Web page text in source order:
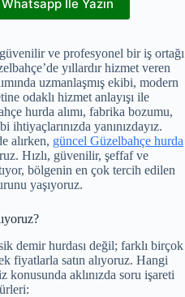
Whatsapp İle Yazın
güvenilir ve profesyonel bir iş ortağı
yıllardır hizmet veren
uzmanlaşmış ekibi, modern
odaklı hizmet anlayışı ile
hurda alımı, fabrika bozumu,
ihtiyaçlarınızda yanınızdayız.
alırken, güncel Güzelbahçe hurda
Hızlı, güvenilir, şeffaf ve
bölgenin en çok tercih edilen
yaşıyoruz.
demir hurdası değil; farklı birçok
fiyatlarla satın alıyoruz. Hangi
konusunda aklınızda soru işareti